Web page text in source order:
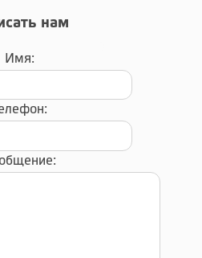
нам
Имя: